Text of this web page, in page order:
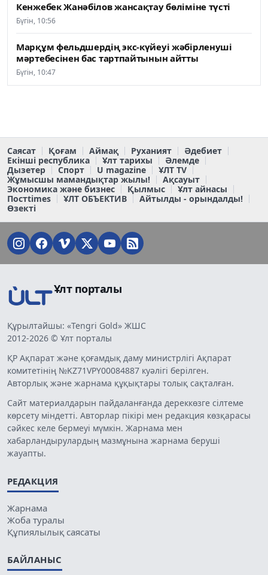
Кенжебек Жанәбілов жансақтау бөліміне түсті
Бүгін, 10:56
Марқұм фельдшердің экс-күйеуі жәбірленуші
мәртебесінен бас тартпайтынын айтты
Бүгін, 10:47
Саясат Қоғам Аймақ Руханият
Әдебиет
Екінші республика
Ұлт тарихы
Әлемде
Дызетер
Спорт U magazine
ҰЛТ TV
Жұмысшы мамандықтар жылы!
Ақсауыт
Экономика және бизнес
Қылмыс
Ұлт айнасы
Постtimes
ҰЛТ ОБЪЕКТИВ
Айтылды - орындалды!
Өзекті
Ұлт порталы
Құрылтайшы: «Tengri Gold» ЖШС
2012-2026 © Ұлт порталы
ҚР Ақпарат және қоғамдық даму министрлігі Ақпарат
комитетінің №KZ71VPY00084887 куәлігі берілген.
Авторлық және жарнама құқықтары толық сақталған.
Сайт материалдарын пайдаланғанда дереккөзге сілтеме
көрсету міндетті. Авторлар пікірі мен редакция көзқарасы
сәйкес келе бермеуі мүмкін. Жарнама мен
хабарландырулардың мазмұнына жарнама беруші
жауапты.
РЕДАКЦИЯ
Жарнама
Жоба туралы
Құпиялылық саясаты
БАЙЛАНЫС